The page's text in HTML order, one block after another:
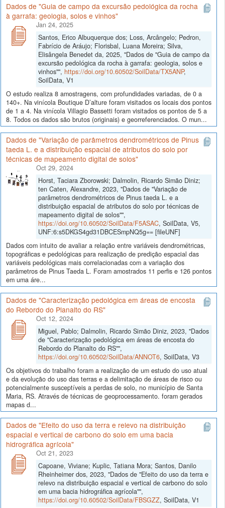
Dados de "Guia de campo da excursão pedológica da rocha
à garrafa: geologia, solos e vinhos"
Jan 24, 2025
Santos, Erico Albuquerque dos; Loss, Arcângelo; Pedron,
Fabrício de Aráujo; Florisbal, Luana Moreira; Silva,
Elisângela Benedet da, 2025, "Dados de "Guia de campo da
excursão pedológica da rocha à garrafa: geologia, solos e
vinhos"", https://doi.org/10.60502/SoilData/TX5ANP,
SoilData, V1
O estudo realiza 8 amostragens, com profundidades variadas, de 0 a
140+. Na vinícola Boutique D’alture foram visitados os locais dos pontos
de 1 a 4. Na vinícola Villagio Bassetti foram visitados os pontos de 5 a
8. Todos os dados são brutos (originais) e georreferenciados. O mun...
Dados de "Variação de parâmetros dendrométricos de Pinus
taeda L. e a distribuição espacial de atributos do solo por
técnicas de mapeamento digital de solos"
Oct 29, 2024
Horst, Taciara Zborowski; Dalmolin, Ricardo Simão Diniz;
ten Caten, Alexandre, 2023, "Dados de "Variação de
parâmetros dendrométricos de Pinus taeda L. e a
distribuição espacial de atributos do solo por técnicas de
mapeamento digital de solos"",
https://doi.org/10.60502/SoilData/F5ASAC, SoilData, V5,
UNF:6:s5DKGS4gd31DBCESmpNQ5g== [fileUNF]
Dados com intuito de avaliar a relação entre variáveis dendrométricas,
topográficas e pedológicas para realização de predição espacial das
variáveis pedológicas mais correlacionadas com a variação dos
parâmetros de Pinus Taeda L. Foram amostrados 11 perfis e 126 pontos
em uma áre...
Dados de "Caracterização pedológica em áreas de encosta
do Rebordo do Planalto do RS"
Oct 12, 2024
Miguel, Pablo; Dalmolin, Ricardo Simão Diniz, 2023, "Dados
de "Caracterização pedológica em áreas de encosta do
Rebordo do Planalto do RS"",
https://doi.org/10.60502/SoilData/ANNOT6, SoilData, V3
Os objetivos do trabalho foram a realização de um estudo do uso atual
e da evolução do uso das terras e a delimitação de áreas de risco ou
potencialmente susceptíveis a perdas de solo, no município de Santa
Maria, RS. Através de técnicas de geoprocessamento. foram gerados
mapas d...
Dados de "Efeito do uso da terra e relevo na distribuição
espacial e vertical de carbono do solo em uma bacia
hidrográfica agrícola"
Oct 21, 2023
Capoane, Viviane; Kuplic, Tatiana Mora; Santos, Danilo
Rheinheimer dos, 2023, "Dados de "Efeito do uso da terra e
relevo na distribuição espacial e vertical de carbono do solo
em uma bacia hidrográfica agrícola"",
https://doi.org/10.60502/SoilData/FBSGZZ, SoilData, V1